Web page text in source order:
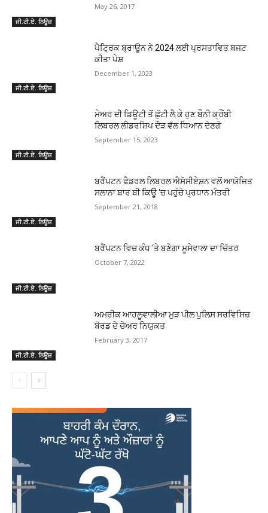
ਜੀ.ਟੀ.ਏ. ਨਿਊਜ਼
May 26, 2017
ਜੀ.ਟੀ.ਏ. ਨਿਊਜ਼
ਪੈਟ੍ਰਿਕ ਬ੍ਰਾਊਨ ਨੇ 2024 ਲਈ ਪ੍ਰਸਤਾਵਿਤ ਬਜਟ
ਕੀਤਾ ਪੇਸ਼
December 1, 2023
ਜੀ.ਟੀ.ਏ. ਨਿਊਜ਼
ਮੇਅਰ ਦੀ ਡਿਊਟੀ ਤੋਂ ਛੁੱਟੀ ਲੈ ਕੇ ਹੁਣ ਬੌਨੀ ਕ੍ਰੌਂਬੀ
ਲਿਬਰਲ ਲੀਡਰਸ਼ਿਪ ਦੌੜ ਵੱਲ ਧਿਆਨ ਦੇਣਗੇ
September 15, 2023
ਜੀ.ਟੀ.ਏ. ਨਿਊਜ਼
ਬਰੈਂਪਟਨ ਫੈਡਰਲ ਲਿਬਰਲ ਐਸੋਸੀਏਸ਼ਨ ਵਲੋਂ ਆਯੋਜਿਤ
ਸਲਾਨਾ ਬਾਰ ਬੀ ਕਿਊ ‘ਚ ਪਹੁੰਚੇ ਪ੍ਰਧਾਨ ਮੰਤਰੀ
September 21, 2018
ਜੀ.ਟੀ.ਏ. ਨਿਊਜ਼
ਬਰੈਂਪਟਨ ਵਿਚ ਕੰਧ ‘ਤੇ ਬਣੇਗਾ ਮੂਸੇਵਾਲਾ ਦਾ ਚਿੱਤਰ
October 7, 2022
ਜੀ.ਟੀ.ਏ. ਨਿਊਜ਼
ਅਮਰੀਕ ਆਹਲੂਵਾਲੀਆ ਮੁੜ ਪੀਲ ਪੁਲਿਸ ਸਰਵਿਸਿਜ਼
ਬੋਰਡ ਦੇ ਚੇਅਰ ਨਿਯੁਕਤ
February 3, 2017